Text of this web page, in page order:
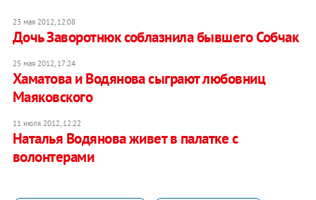
23 мая 2012, 12:08
Дочь Заворотнюк соблазнила бывшего Собчак
25 мая 2012, 17:24
Хаматова и Водянова сыграют любовниц
Маяковского
11 июля 2012, 12:22
Наталья Водянова живет в палатке с
волонтерами